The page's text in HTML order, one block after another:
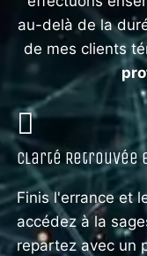
au-delà de la
de mes clients
Clarté Retrouvée
Finis l'errance et
accédez à la
repartez avec un